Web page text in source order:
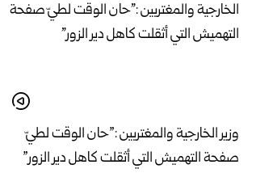
وزير الخارجية والمغتربين :”حان الوقت لطيّ
صفحة التهميش التي أثقلت كاهل دير الزور”